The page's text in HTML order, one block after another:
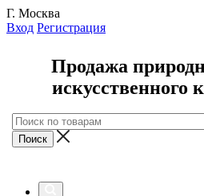
Г. Москва
Вход Регистрация
Продажа
искусственного